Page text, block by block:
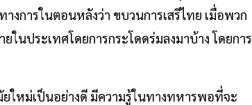
งการในตอนหลังว่า ขบวนการเสรีไทย เมื่อพวก
นประเทศโดยการกระโดดร่มลงมาบ้าง โดยการ
ใหม่เป็นอย่างดี มีความรู้ในทางทหารพอที่จะ